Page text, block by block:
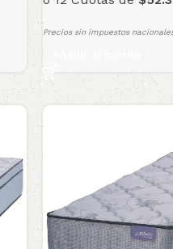
Precios sin impuestos